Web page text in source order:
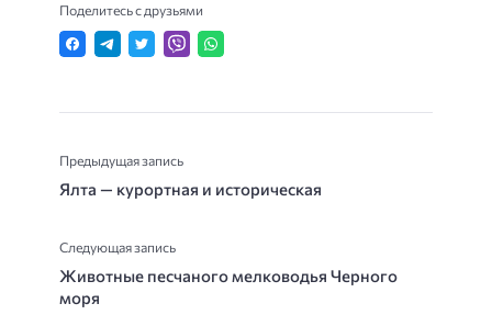
Поделитесь с друзьями
Предыдущая запись
Ялта — курортная и историческая
Следующая запись
Животные песчаного мелководья Черного
моря